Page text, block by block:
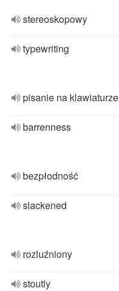
stereoskopowy
typewriting
pisanie na klawiaturze
barrenness
bezpłodność
slackened
rozluźniony
stoutly